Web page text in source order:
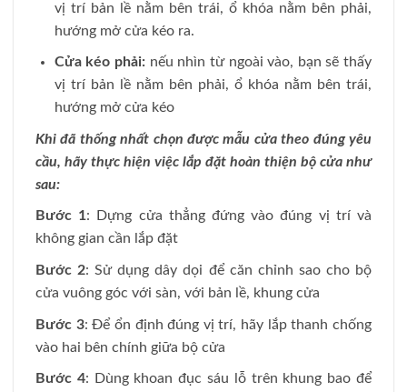
vị trí bản lề nằm bên trái, ổ khóa nằm bên phải,
hướng mở cửa kéo ra.
Cửa kéo phải: nếu nhìn từ ngoài vào, bạn sẽ thấy
vị trí bản lề nằm bên phải, ổ khóa nằm bên trái,
hướng mở cửa kéo
Khi đã thống nhất chọn được mẫu cửa theo đúng yêu
cầu, hãy thực hiện việc lắp đặt hoàn thiện bộ cửa như
sau:
Bước 1: Dựng cửa thẳng đứng vào đúng vị trí và
không gian cần lắp đặt
Bước 2: Sử dụng dây dọi để căn chỉnh sao cho bộ
cửa vuông góc với sàn, với bản lề, khung cửa
Bước 3: Để ổn định đúng vị trí, hãy lắp thanh chống
vào hai bên chính giữa bộ cửa
Bước 4: Dùng khoan đục sáu lỗ trên khung bao để